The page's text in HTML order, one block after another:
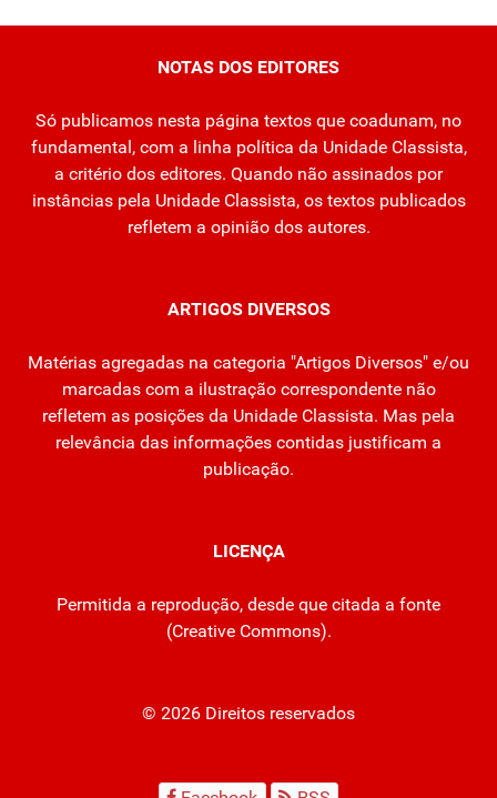
NOTAS DOS EDITORES
Só publicamos nesta página textos que coadunam, no
fundamental, com a linha política da Unidade Classista,
a critério dos editores. Quando não assinados por
instâncias pela Unidade Classista, os textos publicados
refletem a opinião dos autores.
ARTIGOS DIVERSOS
Matérias agregadas na categoria "Artigos Diversos" e/ou
marcadas com a ilustração correspondente não
refletem as posições da Unidade Classista. Mas pela
relevância das informações contidas justificam a
publicação.
LICENÇA
Permitida a reprodução, desde que citada a fonte
(Creative Commons).
© 2026 Direitos reservados